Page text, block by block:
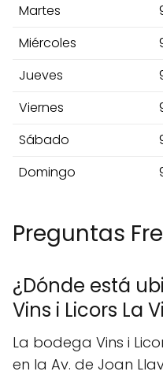
Martes
Miércoles
Jueves
Viernes
Sábado
Domingo
Preguntas
¿Dónde está
Vins i Licors La
La bodega Vins i
en la Av. de Joan